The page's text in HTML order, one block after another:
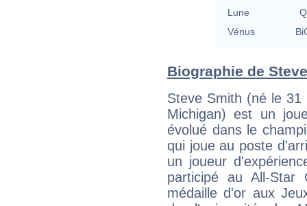
Lune
Vénus
Biographie de
Steve Smith (né le
Michigan) est un
évolué dans le
qui joue au poste
un joueur
participé au All-
médaille d'or aux